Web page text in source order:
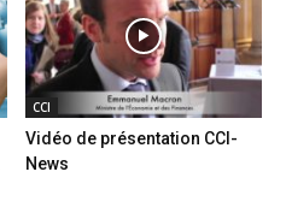
CCI
Vidéo de présentation CCI-
News